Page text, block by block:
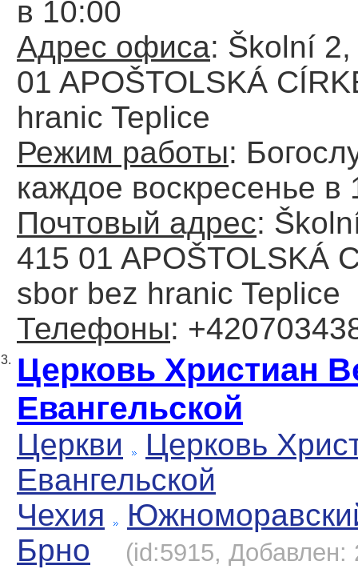
в 10:00
Адрес офиса: Školní
01 APOŠTOLSKÁ
hranic Teplice
Режим работы:
каждое воскресенье в
Почтовый адрес:
415 01 APOŠTOLSKÁ
sbor bez hranic Teplice
Телефоны:
3. Церковь Христиан
Евангельской
Церкви
Церковь
Евангельской
Чехия
Брно
(id:5915, Добавлен: